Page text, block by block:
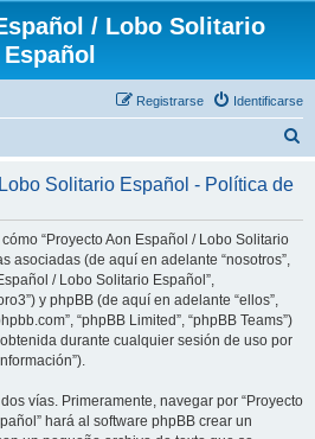
/ Lobo Solitario
Español
Identificarse
Registrarse
c
Solitario Español - Política de
“Proyecto Aon Español / Lobo Solitario
asociadas (de aquí en adelante “nosotros”,
/ Lobo Solitario Español”,
y phpBB (de aquí en adelante “ellos”,
“phpBB Limited”, “phpBB Teams”)
durante cualquier sesión de uso por
vías. Primeramente, navegar por “Proyecto
hará al software phpBB crear un